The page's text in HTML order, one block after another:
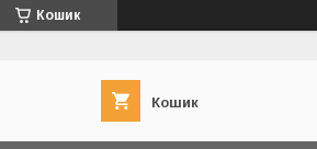
Кошик
Кошик